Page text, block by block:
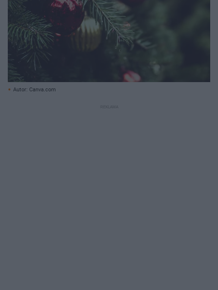
Autor: Canva.com